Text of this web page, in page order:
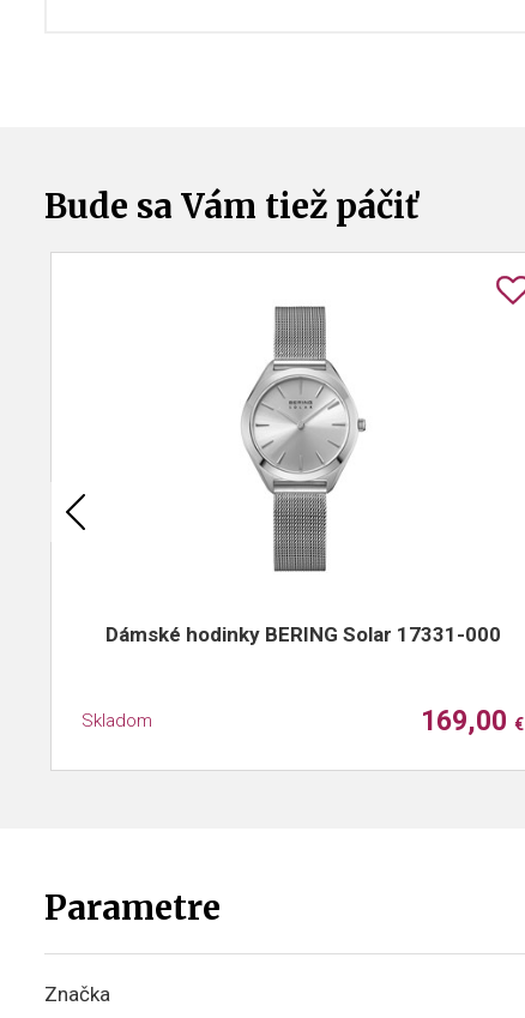
Bude sa Vám tiež páčiť
Dámské hodinky BERING Solar 17331-000
Skladom 169,00 €
Parametre
Značka